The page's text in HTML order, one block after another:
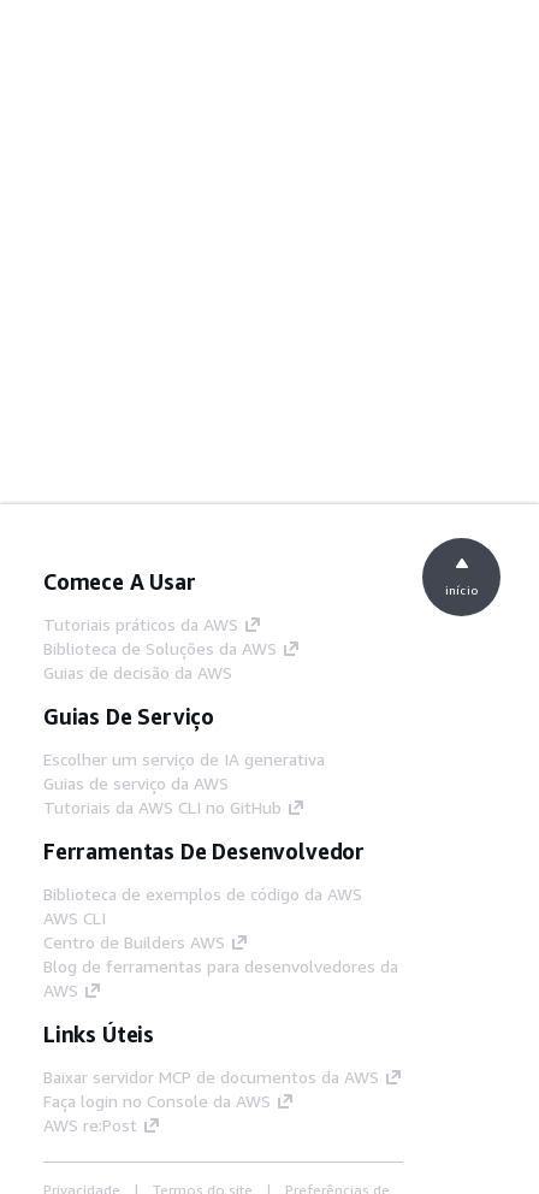
Comece A Usar
Tutoriais práticos da AWS
Biblioteca de Soluções da AWS
Guias de decisão da AWS
Guias De Serviço
Escolher um serviço de IA generativa
Guias de serviço da AWS
Tutoriais da AWS CLI no GitHub
Ferramentas De Desenvolvedor
Biblioteca de exemplos de código da AWS
AWS CLI
Centro de Builders AWS
Blog de ferramentas para desenvolvedores da
AWS
Links Úteis
Baixar servidor MCP de documentos da AWS
Faça login no Console da AWS
AWS re:Post
Privacidade Termos do site Preferências de
início